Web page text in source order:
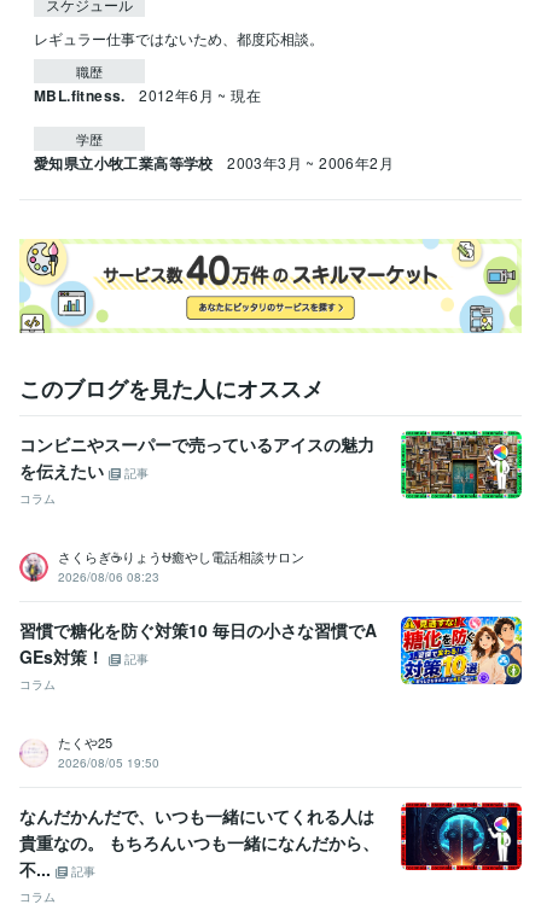
スケジュール
レギュラー仕事ではないため、都度応相談。
職歴
MBL.fitness. 2012年6月 ~ 現在
学歴
愛知県立小牧工業高等学校 2003年3月 ~ 2006年2月
このブログを見た人にオススメ
コンビニやスーパーで売っているアイスの魅力
を伝えたい
記事
コラム
さくらぎ☕りょう⛎癒やし電話相談サロン
2026/08/06 08:23
習慣で糖化を防ぐ対策10 毎日の小さな習慣でA
GEs対策！
記事
コラム
たくや25
2026/08/05 19:50
なんだかんだで、いつも一緒にいてくれる人は
貴重なの。 もちろんいつも一緒になんだから、
不...
記事
コラム